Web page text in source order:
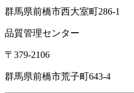
群馬県前橋市西大室町286-1
品質管理センター
〒379-2106
群馬県前橋市荒子町643-4